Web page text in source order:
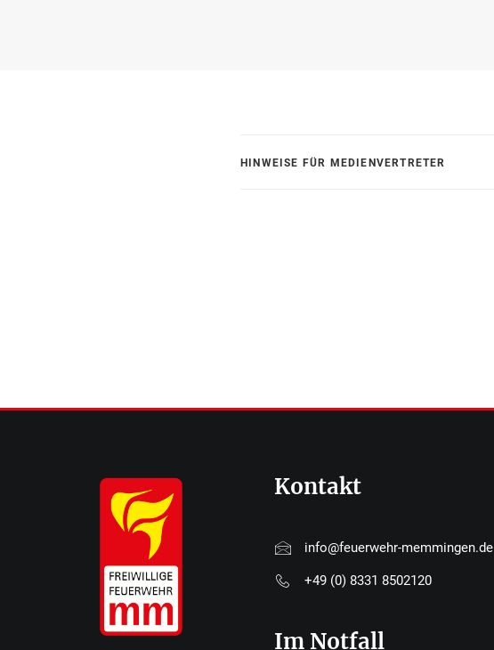
HINWEISE FÜR MEDIENVERTRETER
Kontakt
info@feuerwehr-memmingen.de
+49 (0) 8331 8502120
Im Notfall